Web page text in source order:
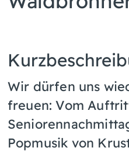
Wir dürfen uns
freuen: Vom
Popmusik von